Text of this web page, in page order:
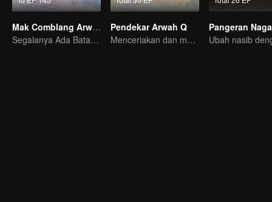
Mak Comblang Arwah Rubah
Segalanya Ada Batasnya, Tapi Cinta dan Benci Tak Terbatas
Pendekar Arwah Q
Menceriakan dan menghangatkan hari-harimu.
Pangeran Naga